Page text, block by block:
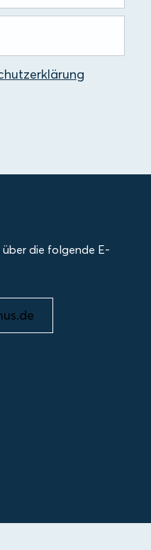
über die folgende E-